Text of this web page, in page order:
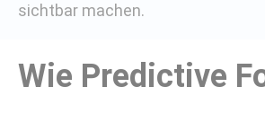
sichtbar machen.
Wie Predictive